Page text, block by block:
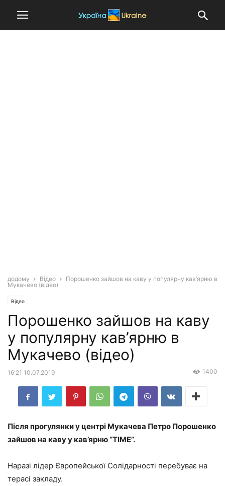
додому Відео
Порошенко зайшов на каву у популярну кав’ярню в
Мукачево (відео)
Відео
Порошенко зайшов на каву
у популярну кав’ярню в
Мукачево (відео)
16:21 10.07.2019 1400
Після прогулянки у центрі Мукачева Петро Порошенко
зайшов на каву у кав’ярню “TIME”.
Наразі лідер Європейської Солідарності перебуває на
терасі закладу.